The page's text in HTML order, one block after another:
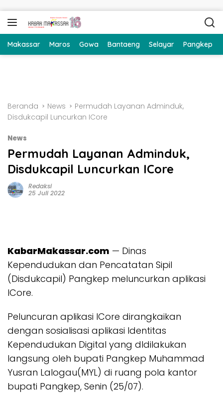
Makassar Maros Gowa Bantaeng Selayar Pangkep
Beranda News
Permudah Layanan Adminduk,
Disdukcapil Luncurkan ICore
News
Permudah Layanan Adminduk,
Disdukcapil Luncurkan ICore
Redaksi
25 Juli 2022
KabarMakassar.com — Dinas
Kependudukan dan Pencatatan Sipil
(Disdukcapil) Pangkep meluncurkan aplikasi
ICore.
Peluncuran aplikasi ICore dirangkaikan
dengan sosialisasi aplikasi Identitas
Kependudukan Digital yang dldilakukan
langsung oleh bupati Pangkep Muhammad
Yusran Lalogau(MYL) di ruang pola kantor
bupati Pangkep, Senin (25/07).